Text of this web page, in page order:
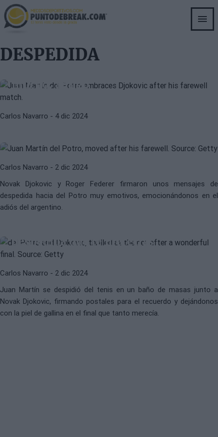
Skip
to
main
DESPEDIDA
Del Potro dedica un mensaje muy
mucho, amigo"
Carlos Navarro - 4 dic 2024
"La mayor victoria de del Potro es
Carlos Navarro - 2 dic 2024
Novak Djokovic y Roger Federer firmaron unos mensajes de
despedida hacia del Potro muy emotivos, emocionándonos en el
adiós del argentino.
JUAN MARTÍN DEL POTRO
despedida que te merecías
Carlos Navarro - 2 dic 2024
Juan Martín se despidió del tenis en un baño de masas junto a
Novak Djokovic, firmando postales para el recuerdo y dejándonos
con la piel de gallina en el final que tanto merecía.